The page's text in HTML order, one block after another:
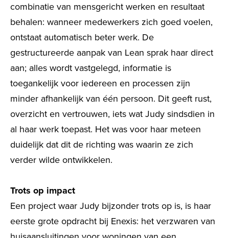
combinatie van mensgericht werken en resultaat
behalen: wanneer medewerkers zich goed voelen,
ontstaat automatisch beter werk. De
gestructureerde aanpak van Lean sprak haar direct
aan; alles wordt vastgelegd, informatie is
toegankelijk voor iedereen en processen zijn
minder afhankelijk van één persoon. Dit geeft rust,
overzicht en vertrouwen, iets wat Judy sindsdien in
al haar werk toepast. Het was voor haar meteen
duidelijk dat dit de richting was waarin ze zich
verder wilde ontwikkelen.
Trots op impact
Een project waar Judy bijzonder trots op is, is haar
eerste grote opdracht bij Enexis: het verzwaren van